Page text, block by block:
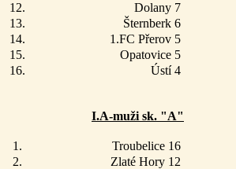
12.
Dolany 7
13.
Šternberk 6
14.
1.FC Přerov 5
15.
Opatovice 5
16.
Ústí 4
I.A-muži sk. "A"
1.
Troubelice 16
2.
Zlaté Hory 12